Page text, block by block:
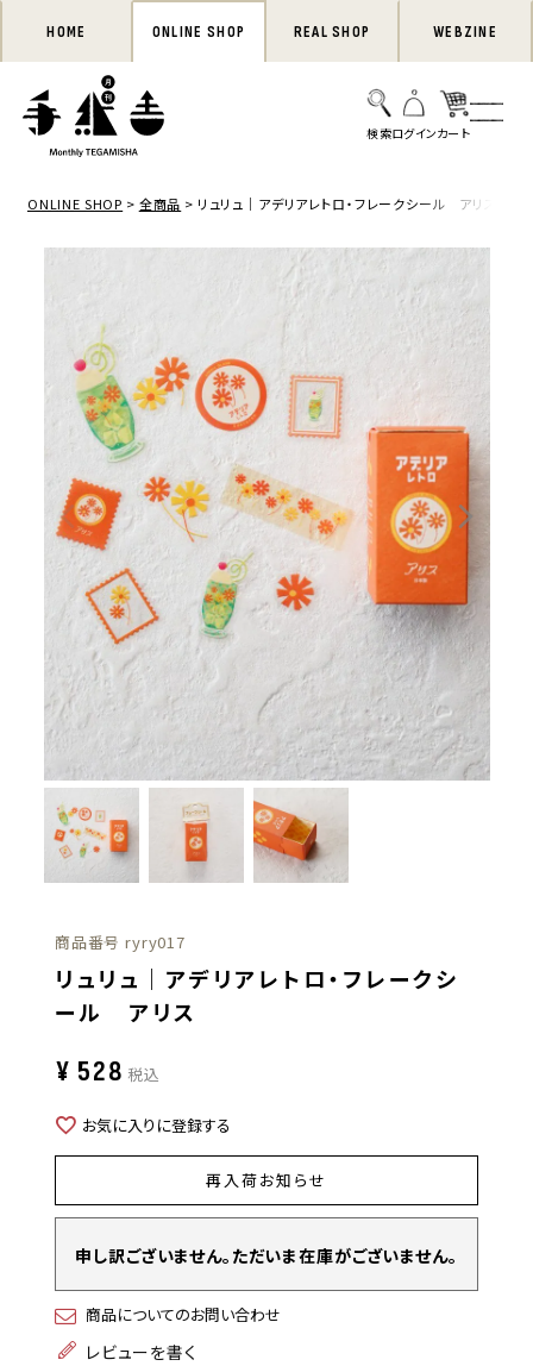
HOME ONLINE SHOP REAL SHOP WEBZINE
ONLINE SHOP 全商品 リュリュ｜アデリアレトロ・フレークシール アリス
商品番号 ryry017
リュリュ｜アデリアレトロ・フレークシ
ール アリス
¥ 528 税込
お気に入りに登録する
再入荷お知らせ
申し訳ございません。ただいま在庫がございません。
商品についてのお問い合わせ
レビューを書く